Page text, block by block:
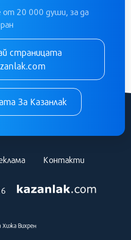
от 20 000 души, за да
страницата
За Казанлак
Контакти
Хижа Вихрен